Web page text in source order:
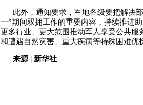
此外，通知要求，军地各级要把解决
一”期间双拥工作的重要内容，持续推进
更多行业、更大范围推动军人享受公共
和遭遇自然灾害、重大疾病等特殊困难优
来源 | 新华社